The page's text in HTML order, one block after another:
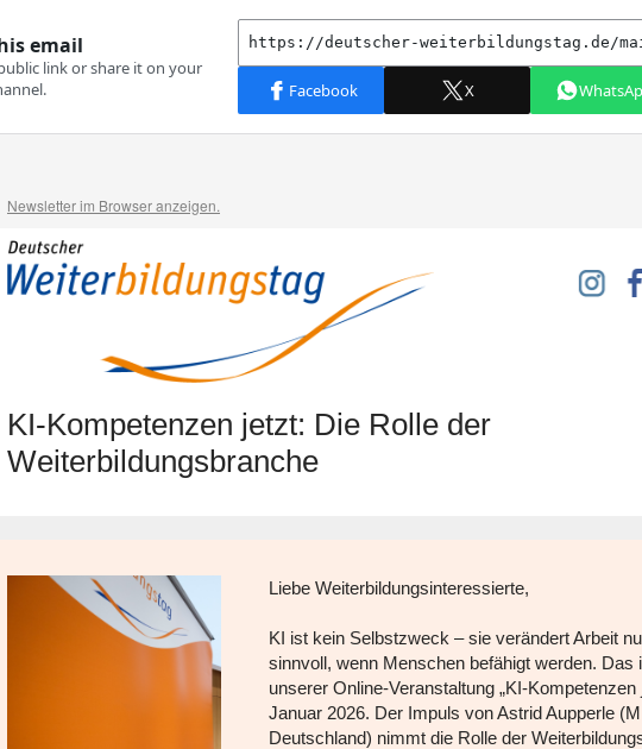
Newsletter im Browser anzeigen.
KI-Kompetenzen jetzt: Die Rolle der
Weiterbildungsbranche
Liebe Weiterbildungsinteressierte,
KI ist kein Selbstzweck – sie verändert Arbeit
sinnvoll, wenn Menschen befähigt werden. Das
unserer Online-Veranstaltung „KI-Kompetenzen
Januar 2026. Der Impuls von Astrid Aupperle
Deutschland) nimmt die Rolle der